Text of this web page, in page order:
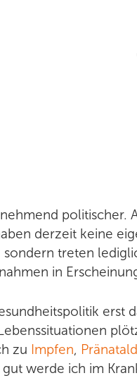
Gesundheitscoaching
Trainer:innen finden
politischer.
derzeit keine
sondern treten
in
erst
zu Impfen,
werde ich im